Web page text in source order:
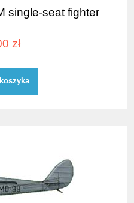
single-seat fighter
zł